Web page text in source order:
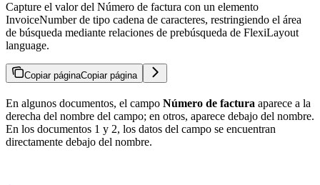
Capture el valor del Número de factura con un elemento
InvoiceNumber de tipo cadena de caracteres, restringiendo el área
de búsqueda mediante relaciones de prebúsqueda de FlexiLayout
language.
Copiar páginaCopiar página
En algunos documentos, el campo Número de factura aparece a la
derecha del nombre del campo; en otros, aparece debajo del nombre.
En los documentos 1 y 2, los datos del campo se encuentran
directamente debajo del nombre.